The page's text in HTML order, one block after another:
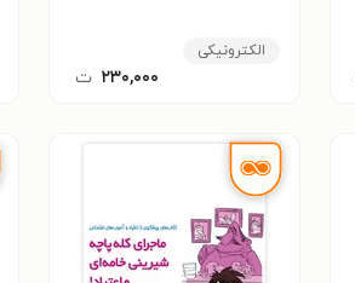
الکترونیکی
۲۳۰,۰۰۰ ت